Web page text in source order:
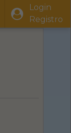
Login
Registro